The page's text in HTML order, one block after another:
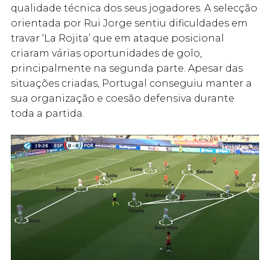
qualidade técnica dos seus jogadores. A selecção
orientada por Rui Jorge sentiu dificuldades em
travar ‘La Rojita’ que em ataque posicional
criaram várias oportunidades de golo,
principalmente na segunda parte. Apesar das
situações criadas, Portugal conseguiu manter a
sua organização e coesão defensiva durante
toda a partida.